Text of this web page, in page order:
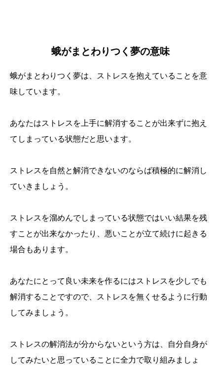
蛾がまとわりつく夢の意味
蛾がまとわりつく夢は、ストレスを抱えていることを意
味しています。
あなたはストレスを上手に解消することが出来ずに抱え
てしまっている状態だと思います。
ストレスを自然と解消できないのならば積極的に解消し
ていきましょう。
ストレスを溜めんでしまっている状態ではいい結果を残
すことが出来なかったり、悪いことが立て続けに起きる
場合もあります。
あなたにとって良い未来を作るにはストレスを少しでも
解消することですので、ストレスを無くせるように行動
してみましょう。
ストレスの解消法が分からないという方は、自分自身が
してみたいと思っていることに全力で取り組みましょ